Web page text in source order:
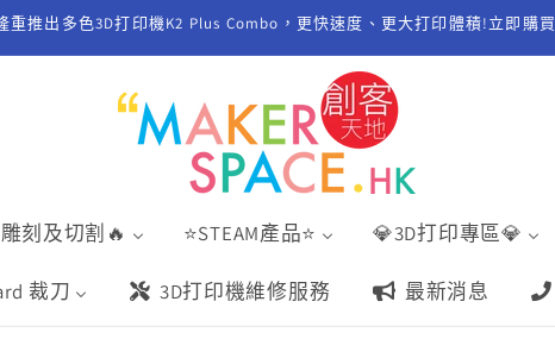
重推出多色3D打印機K2 Plus Combo，更快速度、更大打印體積!立即購買
刻及切割🔥 ⭐️STEAM產品⭐️ 💎3D打印專區💎
裁刀 3D打印機維修服務 最新消息